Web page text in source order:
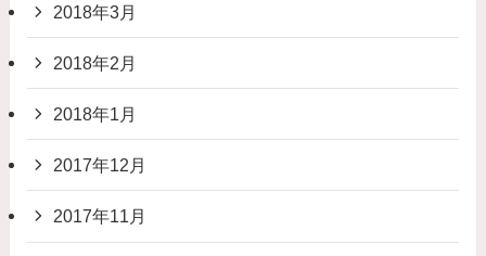
2018年3月
2018年2月
2018年1月
2017年12月
2017年11月